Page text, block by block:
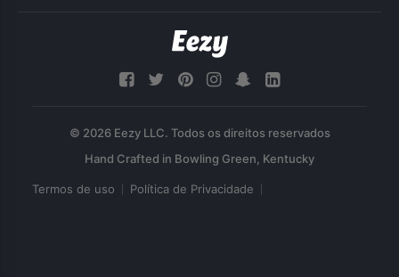
© 2026 Eezy LLC. Todos os direitos reservados
Termos de uso Política de Privacidade